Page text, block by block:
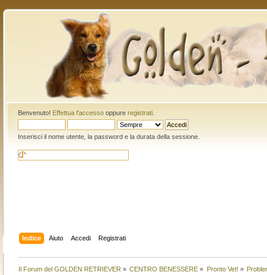
Benvenuto! Effettua l'accessooppure registrati.
Inserisci il nome utente, la password e la durata della sessione.
Indice Aiuto Accedi Registrati
Il Forum del GOLDEN RETRIEVER » CENTRO BENESSERE » Pronto Vet! »